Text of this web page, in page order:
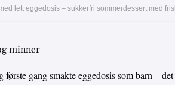
lett eggedosis – sukkerfri sommerdessert med
minner
første gang smakte eggedosis som barn –